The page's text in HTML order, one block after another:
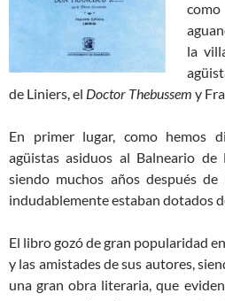
la
de Liniers, el Doctor Thebussem y
En primer lugar, como hemos
agüistas asiduos al Balneario
siendo muchos años después
indudablemente estaban dotados
El libro gozó de gran popularidad
y las amistades de sus autores,
una gran obra literaria, que